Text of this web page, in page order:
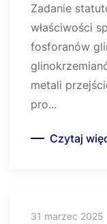
Zadanie
właściwości
fosforanów
metali
pro...
Czytaj
31 marzec 2025